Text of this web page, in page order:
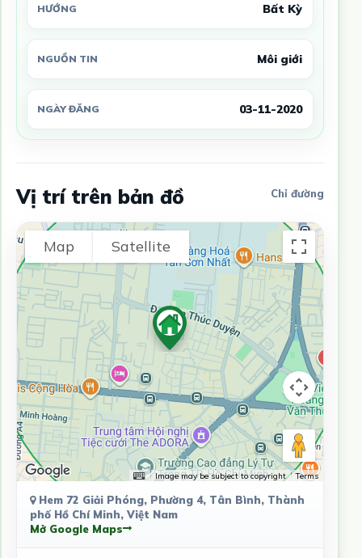
HƯỚNG Bất Kỳ
NGUỒN TIN Môi giới
NGÀY ĐĂNG 03-11-2020
Vị trí trên bản đồ Chỉ đường
Map Satellite
Image may be subject to copyright Terms
Hem 72 Giải Phóng, Phường 4, Tân Bình, Thành
phố Hồ Chí Minh, Việt Nam
Mở Google Maps